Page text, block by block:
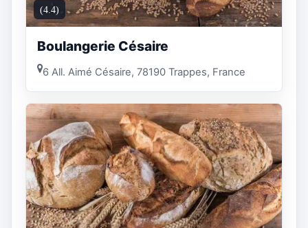
(4.4)
Boulangerie Césaire
6 All. Aimé Césaire, 78190 Trappes, France